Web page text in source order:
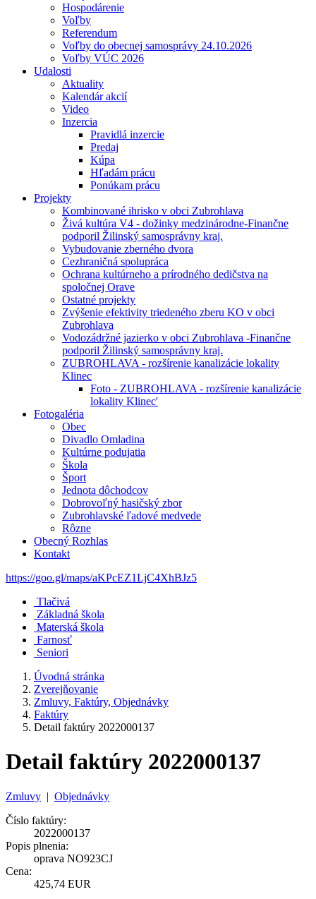
Hospodárenie
Voľby
Referendum
Voľby do obecnej samosprávy 24.10.2026
Voľby VÚC 2026
Udalosti
Aktuality
Kalendár akcií
Video
Inzercia
Pravidlá inzercie
Predaj
Kúpa
Hľadám prácu
Ponúkam prácu
Projekty
Kombinované ihrisko v obci Zubrohlava
Živá kultúra V4 - dožinky medzinárodne-Finančne
podporil Žilinský samosprávny kraj.
Vybudovanie zberného dvora
Cezhraničná spolupráca
Ochrana kultúrneho a prírodného dedičstva na
spoločnej Orave
Ostatné projekty
Zvýšenie efektivity triedeného zberu KO v obci
Zubrohlava
Vodozádržné jazierko v obci Zubrohlava -Finančne
podporil Žilinský samosprávny kraj.
ZUBROHLAVA - rozšírenie kanalizácie lokality
Klinec
Foto - ZUBROHLAVA - rozšírenie kanalizácie
lokality Klinec'
Fotogaléria
Obec
Divadlo Omladina
Kultúrne podujatia
Škola
Šport
Jednota dôchodcov
Dobrovoľný hasičský zbor
Zubrohlavské ľadové medvede
Rôzne
Obecný Rozhlas
Kontakt
https://goo.gl/maps/aKPcEZ1LjC4XhBJz5
Tlačivá
Základná škola
Materská škola
Farnosť
Seniori
Úvodná stránka
Zverejňovanie
Zmluvy, Faktúry, Objednávky
Faktúry
Detail faktúry 2022000137
Detail faktúry 2022000137
Zmluvy | Objednávky
Číslo faktúry:
2022000137
Popis plnenia:
oprava NO923CJ
Cena:
425,74 EUR